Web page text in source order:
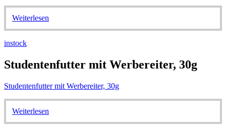
Weiterlesen
instock
Studentenfutter mit Werbereiter, 30g
Studentenfutter mit Werbereiter, 30g
Weiterlesen